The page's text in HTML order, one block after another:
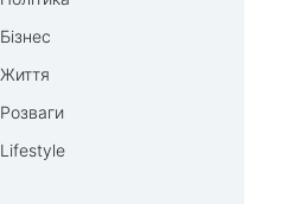
Бізнес
Життя
Розваги
Lifestyle